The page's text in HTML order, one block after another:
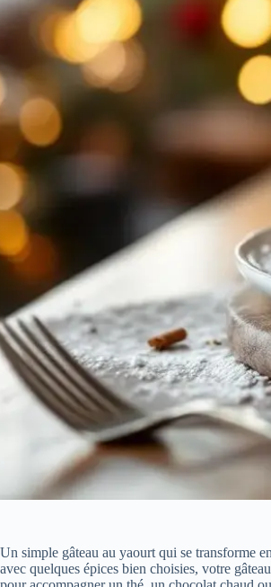
Un simple gâteau au yaourt qui se transforme
avec quelques épices bien choisies, votre